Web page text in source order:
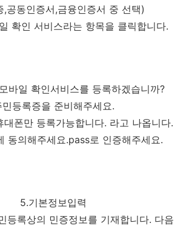
,공동인증서,금융인증서 중 선택)
확인 서비스라는 항목을 클릭합니다.
바일 확인서비스를 등록하겠습니까?
민등록증을 준비해주세요.
대폰만 등록가능합니다. 라고 나옵니다.
동의해주세요.pass로 인증해주세요.
5.기본정보입력
등록상의 민증정보를 기재합니다. 다음